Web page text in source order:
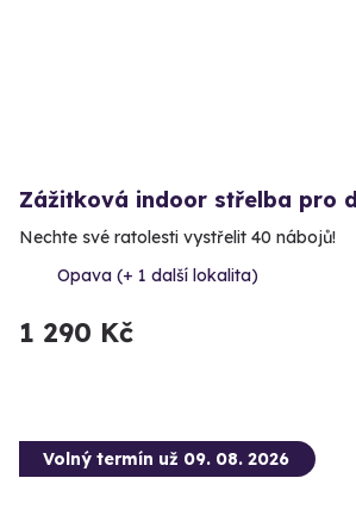
Zážitková indoor střelba pro
Nechte své ratolesti vystřelit 40 nábojů!
Opava (+ 1 další lokalita)
1 290 Kč
Volný termín už 09. 08. 2026